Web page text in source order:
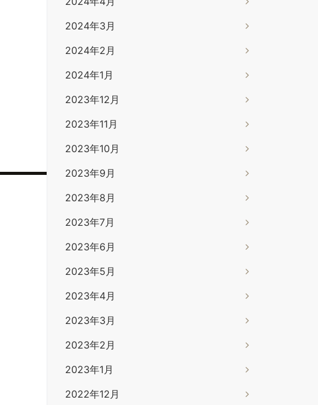
2024年3月
2024年2月
2024年1月
2023年12月
2023年11月
2023年10月
2023年9月
2023年8月
2023年7月
2023年6月
2023年5月
2023年4月
2023年3月
2023年2月
2023年1月
2022年12月